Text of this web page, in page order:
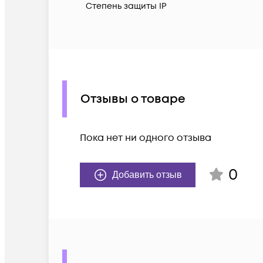
Степень защиты IP
Отзывы о товаре
Пока нет ни одного отзыва
Добавить отзыв 0